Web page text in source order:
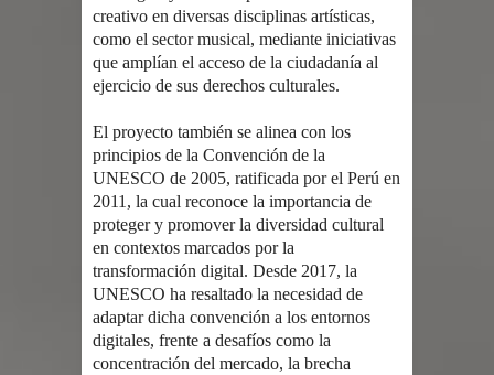
creativo en diversas disciplinas artísticas,
como el sector musical, mediante iniciativas
que amplían el acceso de la ciudadanía al
ejercicio de sus derechos culturales.
El proyecto también se alinea con los
principios de la Convención de la
UNESCO de 2005, ratificada por el Perú en
2011, la cual reconoce la importancia de
proteger y promover la diversidad cultural
en contextos marcados por la
transformación digital. Desde 2017, la
UNESCO ha resaltado la necesidad de
adaptar dicha convención a los entornos
digitales, frente a desafíos como la
concentración del mercado, la brecha